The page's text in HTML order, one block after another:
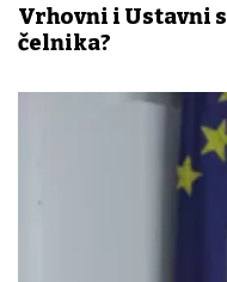
Vrhovni i Ustavni
čelnika?